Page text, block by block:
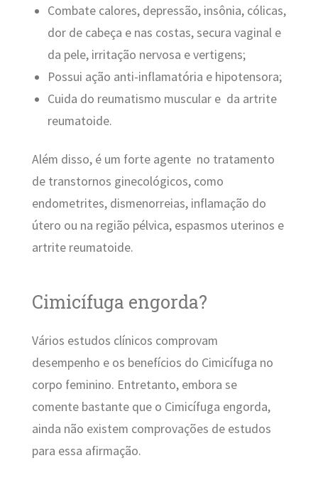
Combate calores, depressão, insônia, cólicas,
dor de cabeça e nas costas, secura vaginal e
da pele, irritação nervosa e vertigens;
Possui ação anti-inflamatória e hipotensora;
Cuida do reumatismo muscular e da artrite
reumatoide.
Além disso, é um forte agente no tratamento
de transtornos ginecológicos, como
endometrites, dismenorreias, inflamação do
útero ou na região pélvica, espasmos uterinos e
artrite reumatoide.
Cimicífuga engorda?
Vários estudos clínicos comprovam
desempenho e os benefícios do Cimicífuga no
corpo feminino. Entretanto, embora se
comente bastante que o Cimicífuga engorda,
ainda não existem comprovações de estudos
para essa afirmação.